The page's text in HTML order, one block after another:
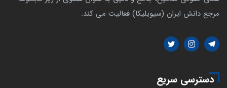
مرجع دانش ایران (سیویلیکا) فعالیت می کند.
دسترسی سریع